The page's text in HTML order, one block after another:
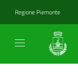
Regione Piemonte